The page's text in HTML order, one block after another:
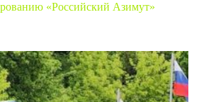
«Российский Азимут»